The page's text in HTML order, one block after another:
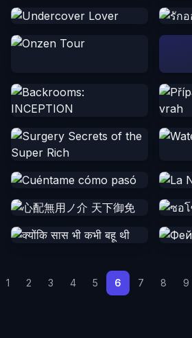
1 2 3 4 5 6 7 8 9